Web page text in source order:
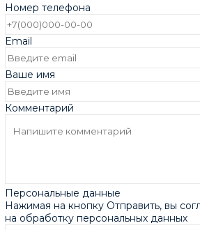
Номер телефона
Email
Ваше имя
Комментарий
Персональные данные
Нажимая на кнопку Отправить, вы
на обработку персональных данных